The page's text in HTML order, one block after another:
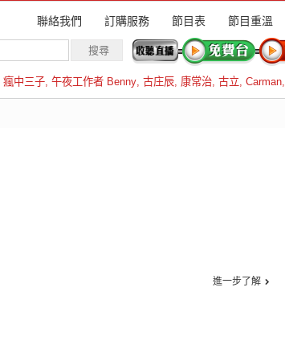
聯絡我們 訂購服務 節目表 節目重溫
瘋中三子, 午夜工作者 Benny, 古庄辰, 康常治, 古立, Carman,
進一步了解